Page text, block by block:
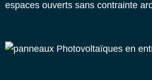
espaces ouverts sans contrainte